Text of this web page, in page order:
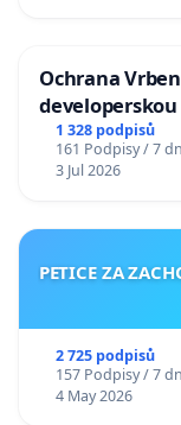
Ochrana
1 328 podpisů
161 Podpisy / 7
3 Jul 2026
PETICE ZA
2 725 podpisů
157 Podpisy / 7
4 May 2026